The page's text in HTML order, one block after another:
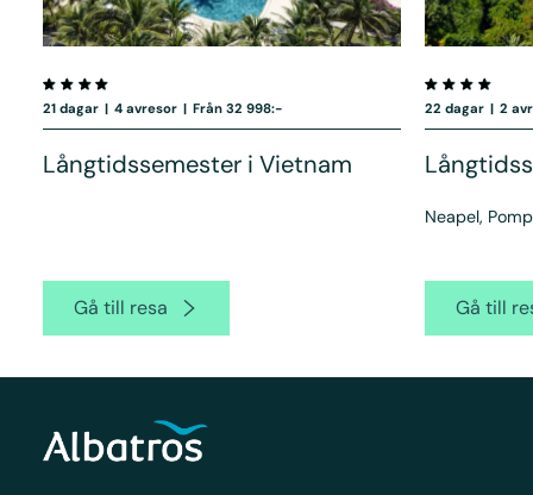
21 dagar | 4 avresor | Från 32 998:-
Långtidssemester i Vietnam
Gå till resa
22 dagar | 2
Neapel,
Gå till